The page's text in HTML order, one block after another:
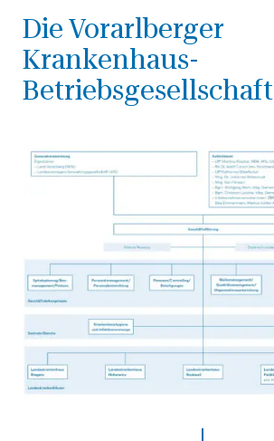
Die Vorarlberger
Krankenhaus-
Betriebsgesellschaft